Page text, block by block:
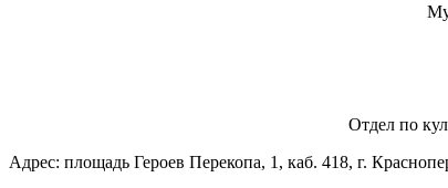
Отдел по
Адрес: площадь Героев Перекопа, 1, каб. 418, г.